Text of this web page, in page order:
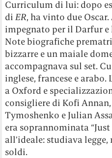
Curriculum di lui: dopo
diER, ha vinto due
impegnato per il Darfur
Note biografiche
bizzarre e un maiale
accompagnava sul set.
inglese, francese e
a Oxford e
consigliere di Kofi
Tymoshenko e Julian
era soprannominata
all’ideale: studiava
soldi.